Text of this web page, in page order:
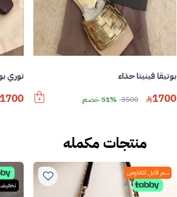
بوتيقا فينيتا حذاء
1700
3500 51% خصم
توري
1700
منتجات مكمله
سعر قابل للتفاوض